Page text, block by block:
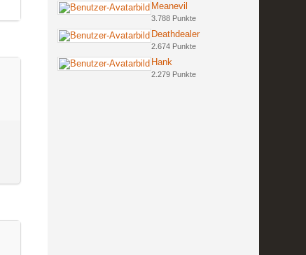
Meanevil
3.788 Punkte
Deathdealer
2.674 Punkte
Hank
2.279 Punkte